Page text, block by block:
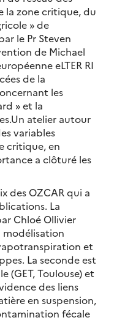
la zone critique, du
» de
le Pr Steven
de Michael
eLTER RI
de la
les
» et la
atelier autour
variables
critique, en
a clôturé les
des OZCAR qui a
La
Chloé Ollivier
modélisation
et
La seconde est
(GET, Toulouse) et
des liens
en suspension,
fécale